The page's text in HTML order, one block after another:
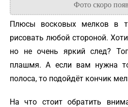
Плюсы восковых мелков в
рисовать любой стороной.
но не очень яркий след?
плашмя. А если вам нужна
полоса, то подойдёт кончик
На что стоит обратить